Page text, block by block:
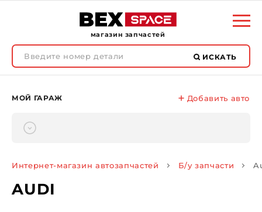
магазин запчастей
ИСКАТЬ
МОЙ ГАРАЖ Добавить авто
Интернет-магазин автозапчастей Б/у запчасти
AUDI